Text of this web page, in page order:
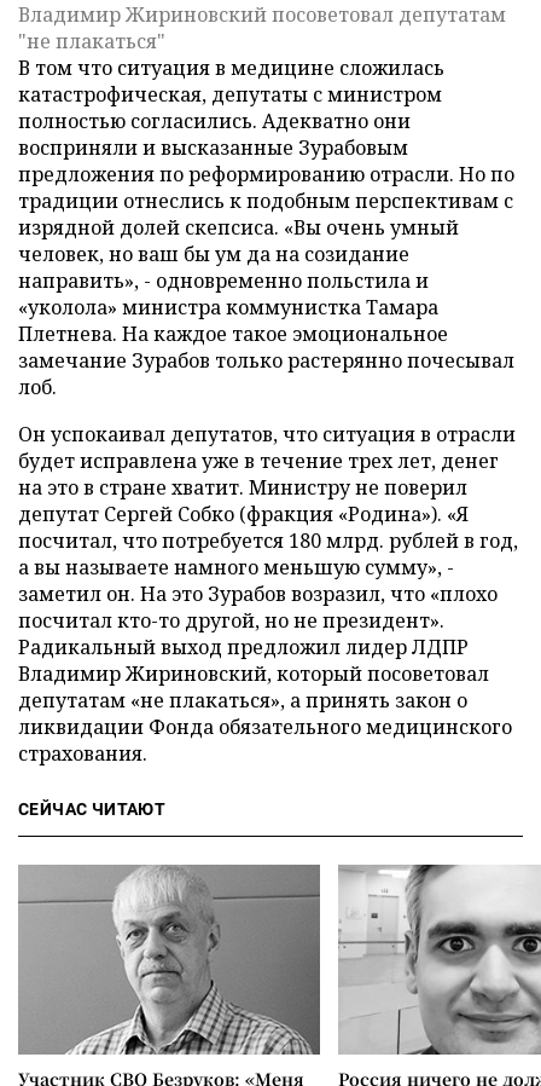
Владимир Жириновский посоветовал депутатам
"не плакаться"
В том что ситуация в медицине сложилась
катастрофическая, депутаты с министром
полностью согласились. Адекватно они
восприняли и высказанные Зурабовым
предложения по реформированию отрасли. Но по
традиции отнеслись к подобным перспективам с
изрядной долей скепсиса. «Вы очень умный
человек, но ваш бы ум да на созидание
направить», - одновременно польстила и
«уколола» министра коммунистка Тамара
Плетнева. На каждое такое эмоциональное
замечание Зурабов только растерянно почесывал
лоб.
Он успокаивал депутатов, что ситуация в отрасли
будет исправлена уже в течение трех лет, денег
на это в стране хватит. Министру не поверил
депутат Сергей Собко (фракция «Родина»). «Я
посчитал, что потребуется 180 млрд. рублей в год,
а вы называете намного меньшую сумму», -
заметил он. На это Зурабов возразил, что «плохо
посчитал кто-то другой, но не президент».
Радикальный выход предложил лидер ЛДПР
Владимир Жириновский, который посоветовал
депутатам «не плакаться», а принять закон о
ликвидации Фонда обязательного медицинского
страхования.
СЕЙЧАС ЧИТАЮТ
Участник СВО Безруков: «Меня Россия ничего не